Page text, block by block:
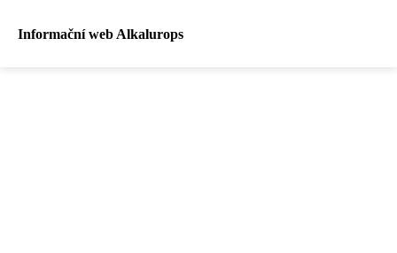
Informační web Alkalurops